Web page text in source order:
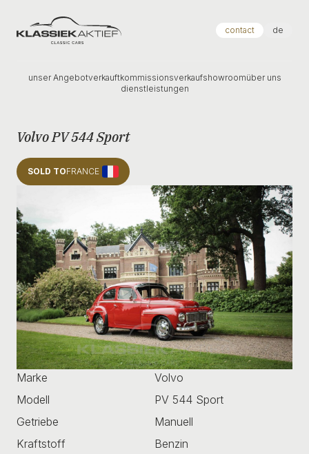
Klassiek Aktief contact de
unser Angebotverkauftkommissionsverkaufshowroomüber uns
dienstleistungen
Volvo PV 544 Sport
SOLD TOFRANCE
Marke
Volvo
Modell
PV 544 Sport
Getriebe
Manuell
Kraftstoff
Benzin